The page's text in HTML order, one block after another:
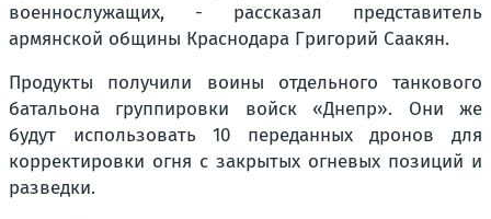
военнослужащих, - рассказал представитель
армянской общины Краснодара Григорий Саакян.
Продукты получили воины отдельного танкового
батальона группировки войск «Днепр». Они же
будут использовать 10 переданных дронов для
корректировки огня с закрытых огневых позиций и
разведки.